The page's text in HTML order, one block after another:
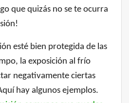
que quizás no se te ocurra
esté bien protegida de las
la exposición al frío
negativamente ciertas
hay algunos ejemplos.